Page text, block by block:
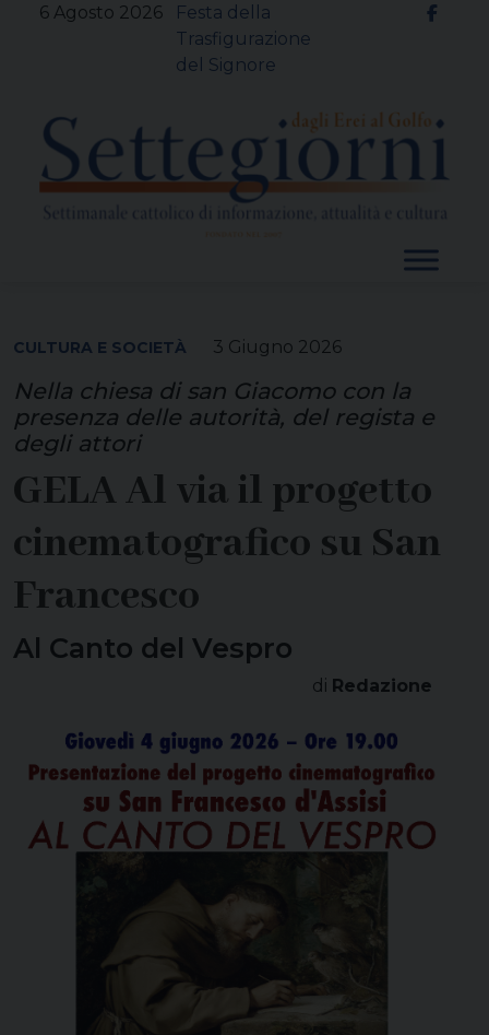
6 Agosto 2026
Festa della
Trasfigurazione
del Signore
3 Giugno 2026
CULTURA E SOCIETÀ
Nella chiesa di san Giacomo con la
presenza delle autorità, del regista e
degli attori
GELA Al via il progetto
cinematografico su San
Francesco
Al Canto del Vespro
di Redazione